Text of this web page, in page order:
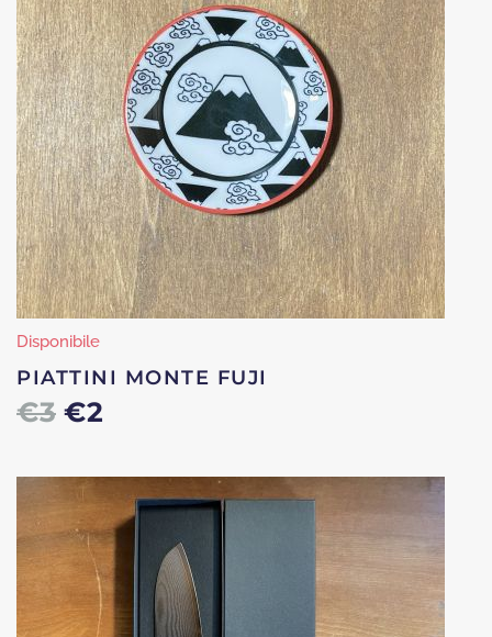
Disponibile
PIATTINI MONTE FUJI
€3 Il
originale
era:
€3.
€2
attuale
è:
€2.